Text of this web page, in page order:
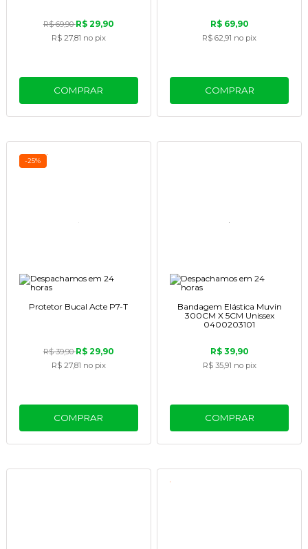
R$ 69,90R$ 29,90
R$ 27,81 no pix
COMPRAR
R$ 69,90
R$ 62,91 no pix
COMPRAR
-25%
Protetor Bucal Acte P7-T
R$ 39,90R$ 29,90
R$ 27,81 no pix
COMPRAR
Bandagem Elástica Muvin
300CM X 5CM Unissex
0400203101
R$ 39,90
R$ 35,91 no pix
COMPRAR